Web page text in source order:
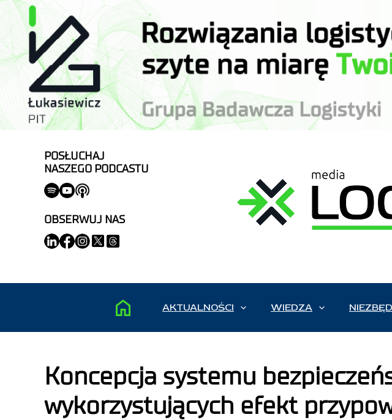
POSŁUCHAJ
NASZEGO PODCASTU
OBSERWUJ NAS
AKTUALNOŚCI WIEDZA
Koncepcja systemu
wykorzystujących efekt